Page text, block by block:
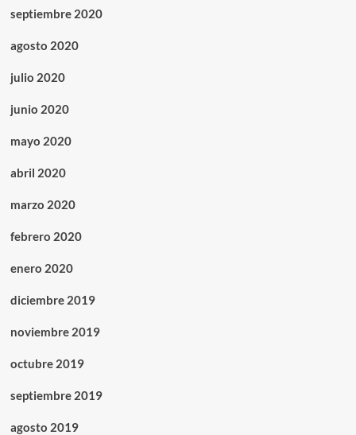
septiembre 2020
agosto 2020
julio 2020
junio 2020
mayo 2020
abril 2020
marzo 2020
febrero 2020
enero 2020
diciembre 2019
noviembre 2019
octubre 2019
septiembre 2019
agosto 2019